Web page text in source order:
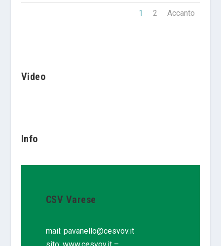
1 2 Accanto
Video
Info
CSV Varese
mail: pavanello@cesvov.it